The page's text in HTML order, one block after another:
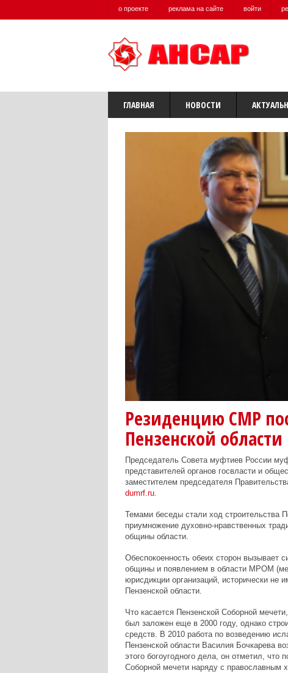
о проекте реклама на сайте войти
ГЛАВНАЯ НОВОСТИ
Резиденцию СМР
Пензенской области
Председатель Совета муфтиев России
представителей органов госвласти и
заместителем председателя
dumrf.ru.
Темами беседы стали ход строительства
приумножение духовно-нравственных
общины области.
Обеспокоенность обеих сторон вызывает
общины и появлением в области МРОМ
юрисдикции организаций, исторически не
Пензенской области.
Что касается Пензенской Соборной
был заложен еще в 2000 году, однако
средств. В 2010 работа по возведению
Пензенской области Василия Бочкарева
этого богоугодного дела, он отметил, что
Соборной мечети наряду с православным